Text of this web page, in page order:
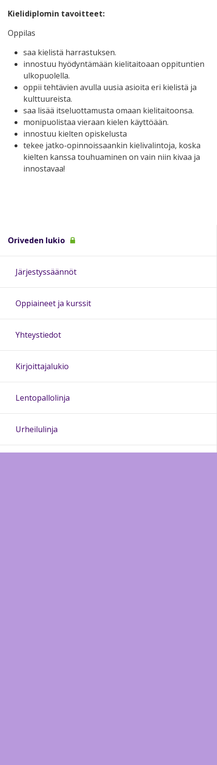
Kielidiplomin tavoitteet:
Oppilas
saa kielistä harrastuksen.
innostuu hyödyntämään kielitaitoaan oppituntien
ulkopuolella.
oppii tehtävien avulla uusia asioita eri kielistä ja
kulttuureista.
saa lisää itseluottamusta omaan kielitaitoonsa.
monipuolistaa vieraan kielen käyttöään.
innostuu kielten opiskelusta
tekee jatko-opinnoissaankin kielivalintoja, koska
kielten kanssa touhuaminen on vain niin kivaa ja
innostavaa!
Oriveden lukio
Järjestyssäännöt
Oppiaineet ja kurssit
Yhteystiedot
Kirjoittajalukio
Lentopallolinja
Urheilulinja